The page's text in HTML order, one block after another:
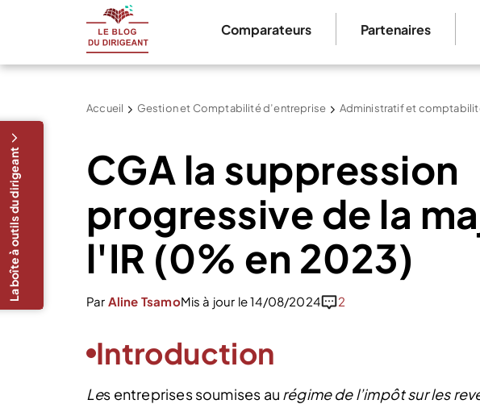
Comparateurs Partenaires
Accueil Gestion et Comptabilité d’entreprise Administratif et
CGA la suppression
progressive de la
l'IR (0% en 2023)
Par Aline TsamoMis à jour le 14/08/2024 2
Introduction
Les entreprises soumises au régime de l’impôt sur les
La boîte à outils du dirigeant